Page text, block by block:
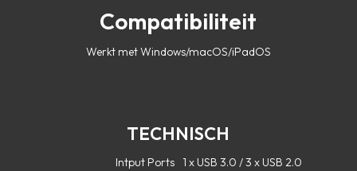
Compatibiliteit
Werkt met Windows/macOS/iPadOS
TECHNISCH
Intput Ports 1 x USB 3.0 / 3 x USB 2.0